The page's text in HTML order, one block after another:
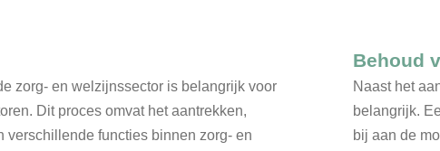
zorg- en welzijnssector is belangrijk voor
Dit proces omvat het aantrekken,
functies binnen zorg- en
Behoud
Naast het
belangrijk.
bij aan de